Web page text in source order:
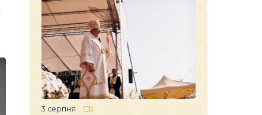
3 серпня